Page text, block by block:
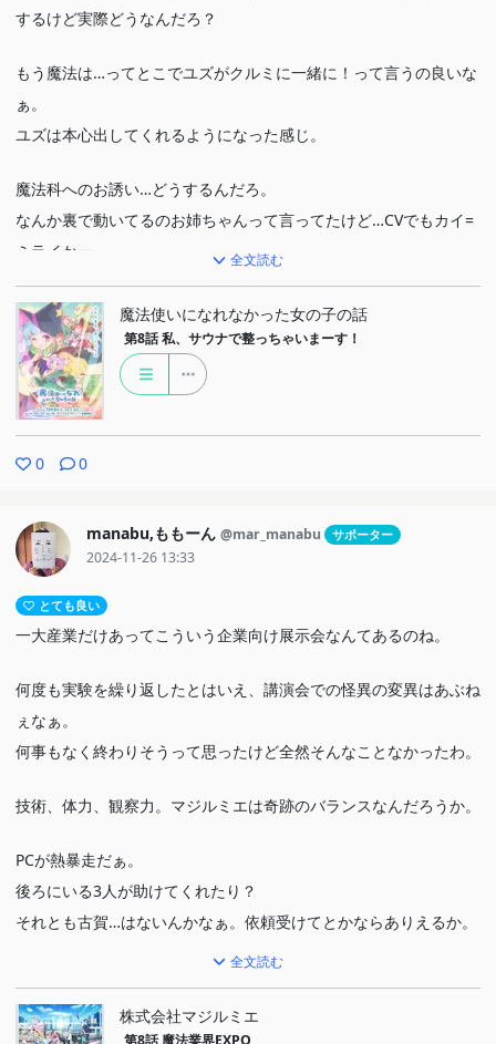
するけど実際どうなんだろ？
もう魔法は…ってとこでユズがクルミに一緒に！って言うの良いな
ぁ。
ユズは本心出してくれるようになった感じ。
魔法科へのお誘い…どうするんだろ。
なんか裏で動いてるのお姉ちゃんって言ってたけど…CVでもカイ=
ミライかー。
先生捕まっちゃって魔力？も吸い上げられてるっぽいけど大丈夫か
いな。
全文読む
魔法使いになれなかった女の子の話
第8話 私、サウナで整っちゃいまーす！
0 0
manabu,ももーん @mar_manabu サポーター
2024-11-26 13:33
とても良い
一大産業だけあってこういう企業向け展示会なんてあるのね。
何度も実験を繰り返したとはいえ、講演会での怪異の変異はあぶね
ぇなぁ。
何事もなく終わりそうって思ったけど全然そんなことなかったわ。
技術、体力、観察力。マジルミエは奇跡のバランスなんだろうか。
PCが熱暴走だぁ。
後ろにいる3人が助けてくれたり？
それとも古賀…はないんかなぁ。依頼受けてとかならありえるか。
全文読む
株式会社マジルミエ
第8話 魔法業界EXPO